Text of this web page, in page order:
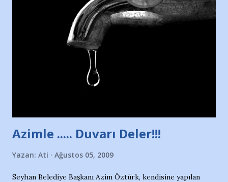
havuzunun kenarında 7 yaşında kara kuru bir kız çocuğu
duruyor. Havuzun içinde Adana Demirspor Kulübü
yüzücüleri. Erkekler çoğunlukta. Küçük kız etrafına bakıyor.
Sadece 4 kız çocuğu var. Nesrin, Adana Demirspor’un 4
kızından biri oluyor o gün…Giriyor havuza. 1973 – 1975
Adana Nesrin, 16 yaşında. Yüzüyor. 7 yaşında girdiği
Türkiye 3.lüğü var. 17 yaşında mar...
Azimle ..... Duvarı Deler!!!
Yazan: Ati Ağustos 05, 2009
Seyhan Belediye Başkanı Azim Öztürk, kendisine yapılan